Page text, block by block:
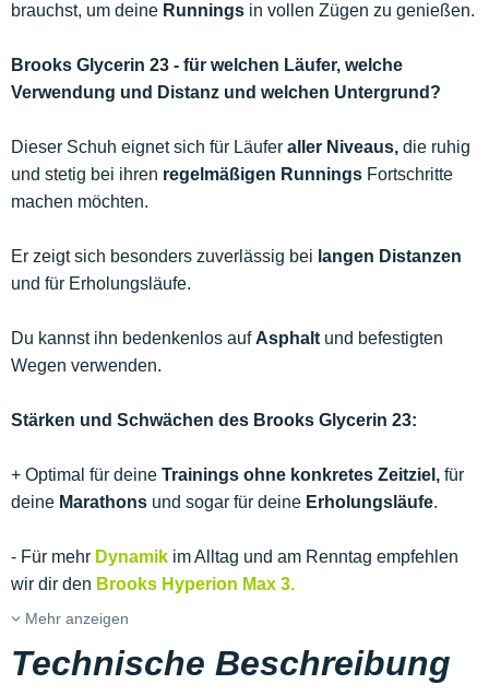
brauchst, um deine Runnings in vollen Zügen zu genießen.
Brooks Glycerin 23 - für welchen Läufer, welche
Verwendung und Distanz und welchen Untergrund?
Dieser Schuh eignet sich für Läufer aller Niveaus, die ruhig
und stetig bei ihren regelmäßigen Runnings Fortschritte
machen möchten.
Er zeigt sich besonders zuverlässig bei langen Distanzen
und für Erholungsläufe.
Du kannst ihn bedenkenlos auf Asphalt und befestigten
Wegen verwenden.
Stärken und Schwächen des Brooks Glycerin 23:
+ Optimal für deine Trainings ohne konkretes Zeitziel, für
deine Marathons und sogar für deine Erholungsläufe.
- Für mehr Dynamik im Alltag und am Renntag empfehlen
wir dir den Brooks Hyperion Max 3.
Mehr anzeigen
Technische Beschreibung